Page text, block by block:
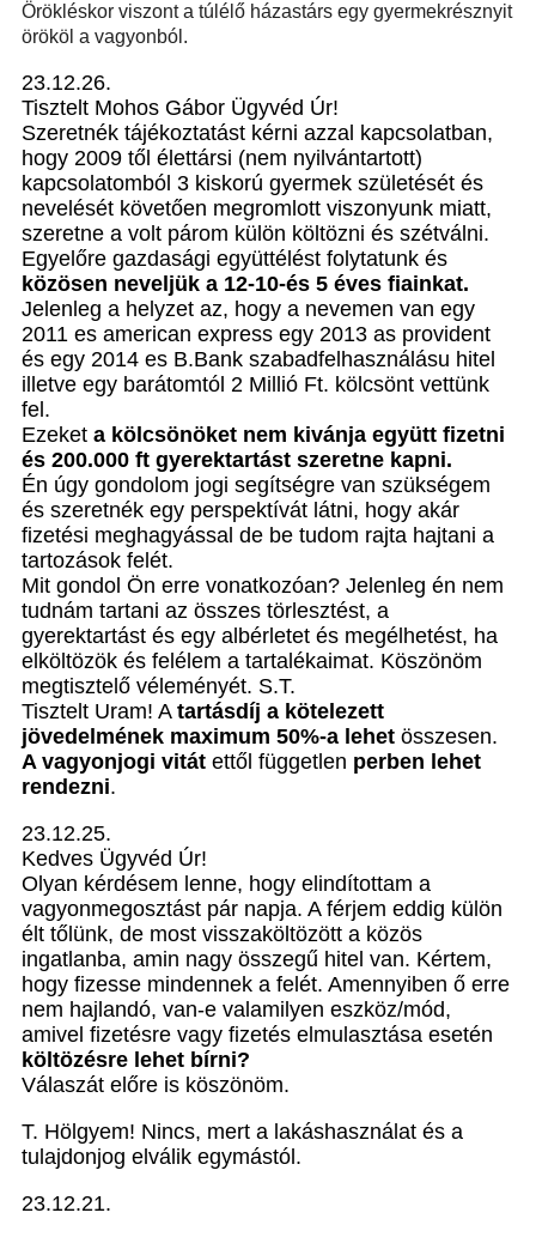
Örökléskor viszont a túlélő házastárs egy gyermekrésznyit
örököl a vagyonból.
23.12.26.
Tisztelt Mohos Gábor Ügyvéd Úr!
Szeretnék tájékoztatást kérni azzal kapcsolatban,
hogy 2009 től élettársi (nem nyilvántartott)
kapcsolatomból 3 kiskorú gyermek születését és
nevelését követően megromlott viszonyunk miatt,
szeretne a volt párom külön költözni és szétválni.
Egyelőre gazdasági együttélést folytatunk és
közösen neveljük a 12-10-és 5 éves fiainkat.
Jelenleg a helyzet az, hogy a nevemen van egy
2011 es american express egy 2013 as provident
és egy 2014 es B.Bank szabadfelhasználásu hitel
illetve egy barátomtól 2 Millió Ft. kölcsönt vettünk
fel.
Ezeket a kölcsönöket nem kivánja együtt fizetni
és 200.000 ft gyerektartást szeretne kapni.
Én úgy gondolom jogi segítségre van szükségem
és szeretnék egy perspektívát látni, hogy akár
fizetési meghagyással de be tudom rajta hajtani a
tartozások felét.
Mit gondol Ön erre vonatkozóan? Jelenleg én nem
tudnám tartani az összes törlesztést, a
gyerektartást és egy albérletet és megélhetést, ha
elköltözök és felélem a tartalékaimat. Köszönöm
megtisztelő véleményét. S.T.
Tisztelt Uram! A tartásdíj a kötelezett
jövedelmének maximum 50%-a lehet összesen.
A vagyonjogi vitát ettől független perben lehet
rendezni.
23.12.25.
Kedves Ügyvéd Úr!
Olyan kérdésem lenne, hogy elindítottam a
vagyonmegosztást pár napja. A férjem eddig külön
élt tőlünk, de most visszaköltözött a közös
ingatlanba, amin nagy összegű hitel van. Kértem,
hogy fizesse mindennek a felét. Amennyiben ő erre
nem hajlandó, van-e valamilyen eszköz/mód,
amivel fizetésre vagy fizetés elmulasztása esetén
költözésre lehet bírni?
Válaszát előre is köszönöm.
T. Hölgyem! Nincs, mert a lakáshasználat és a
tulajdonjog elválik egymástól.
23.12.21.